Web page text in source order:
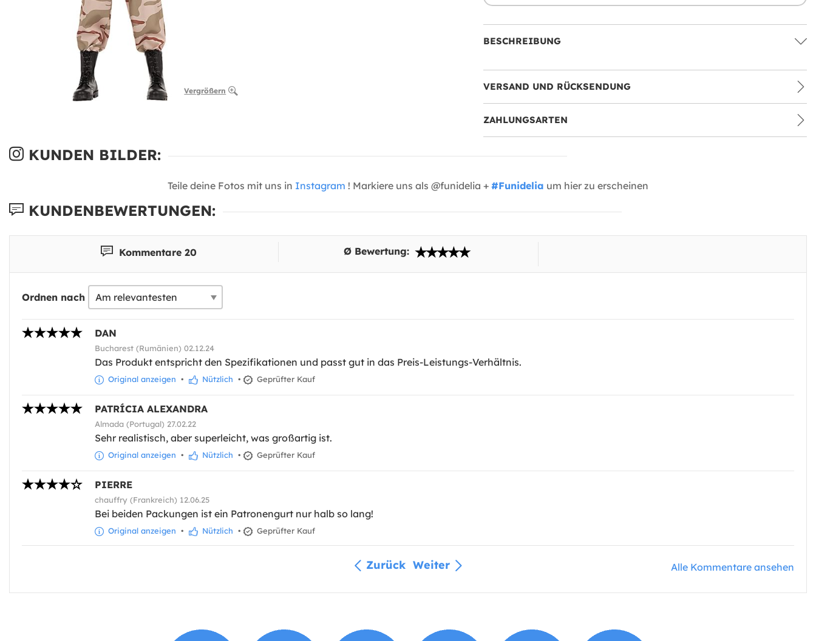
Vergrößern
BESCHREIBUNG
VERSAND UND RÜCKSENDUNG
ZAHLUNGSARTEN
KUNDEN BILDER:
Teile deine Fotos mit uns in Instagram ! Markiere uns als @funidelia + #Funidelia um hier zu erscheinen
KUNDENBEWERTUNGEN:
Kommentare 20 Ø Bewertung:
Ordnen nach
DAN
Bucharest (Rumänien) 02.12.24
Das Produkt entspricht den Spezifikationen und passt gut in das Preis-Leistungs-Verhältnis.
Original anzeigen • Nützlich • Geprüfter Kauf
PATRÍCIA ALEXANDRA
Almada (Portugal) 27.02.22
Sehr realistisch, aber superleicht, was großartig ist.
Original anzeigen • Nützlich • Geprüfter Kauf
PIERRE
chauffry (Frankreich) 12.06.25
Bei beiden Packungen ist ein Patronengurt nur halb so lang!
Original anzeigen • Nützlich • Geprüfter Kauf
Zurück Weiter Alle Kommentare ansehen